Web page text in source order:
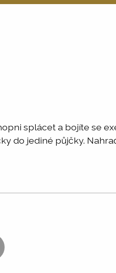
splácet a bojíte se
do jediné půjčky.